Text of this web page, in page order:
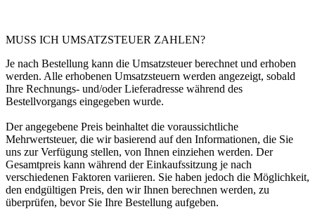
MUSS ICH UMSATZSTEUER ZAHLEN?
Je nach Bestellung kann die Umsatzsteuer berechnet und erhoben
werden. Alle erhobenen Umsatzsteuern werden angezeigt, sobald
Ihre Rechnungs- und/oder Lieferadresse während des
Bestellvorgangs eingegeben wurde.
Der angegebene Preis beinhaltet die voraussichtliche
Mehrwertsteuer, die wir basierend auf den Informationen, die Sie
uns zur Verfügung stellen, von Ihnen einziehen werden. Der
Gesamtpreis kann während der Einkaufssitzung je nach
verschiedenen Faktoren variieren. Sie haben jedoch die Möglichkeit,
den endgültigen Preis, den wir Ihnen berechnen werden, zu
überprüfen, bevor Sie Ihre Bestellung aufgeben.